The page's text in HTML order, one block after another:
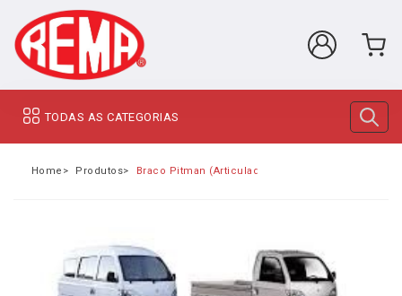
TODAS AS CATEGORIAS
Home Produtos Braco Pitman (Articulador) Towner Jr